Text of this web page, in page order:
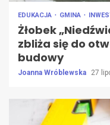
EDUKACJA GMINA
Żłobek
zbliża się do
budowy
Joanna Wróblewska 27